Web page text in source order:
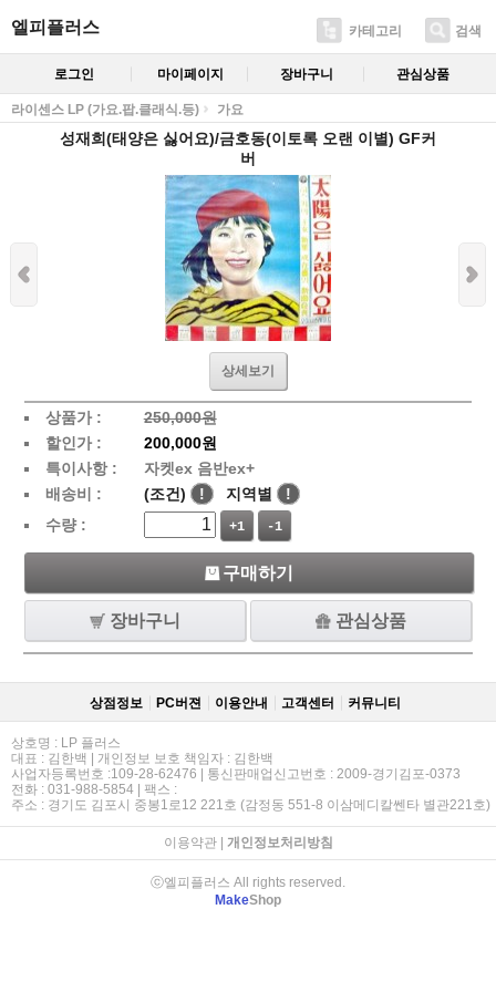
엘피플러스 카테고리 검색
로그인 마이페이지 장바구니 관심상품
라이센스 LP (가요.팝.클래식.등) 가요
성재희(태양은 싫어요)/금호동(이토록 오랜 이별) GF커
버
상세보기
상품가 :
250,000원
할인가 :
200,000원
특이사항 :
자켓ex 음반ex+
배송비 :
(조건) ! 지역별
!
수량 :
+1 -1
구매하기
장바구니 관심상품
상점정보 PC버젼 이용안내 고객센터 커뮤니티
상호명 : LP 플러스
대표 : 김한백 | 개인정보 보호 책임자 : 김한백
사업자등록번호 :109-28-62476 | 통신판매업신고번호 : 2009-경기김포-0373
전화 : 031-988-5854 | 팩스 :
주소 : 경기도 김포시 중봉1로12 221호 (감정동 551-8 이삼메디칼쎈타 별관221호)
이용약관| 개인정보처리방침
ⓒ엘피플러스 All rights reserved.
MakeShop